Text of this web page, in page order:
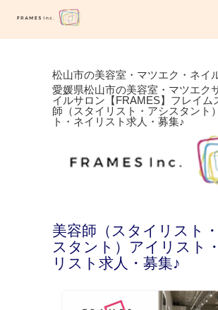
松山市の美容室・マツエク・ネイ
愛媛県松山市の美容室・マツエク
イルサロン【FRAMES】フレイム
師（スタイリスト・アシスタント
ト・ネイリスト求人・募集♪
美容師（スタイリスト
スタント）アイリスト
リスト求人・募集♪